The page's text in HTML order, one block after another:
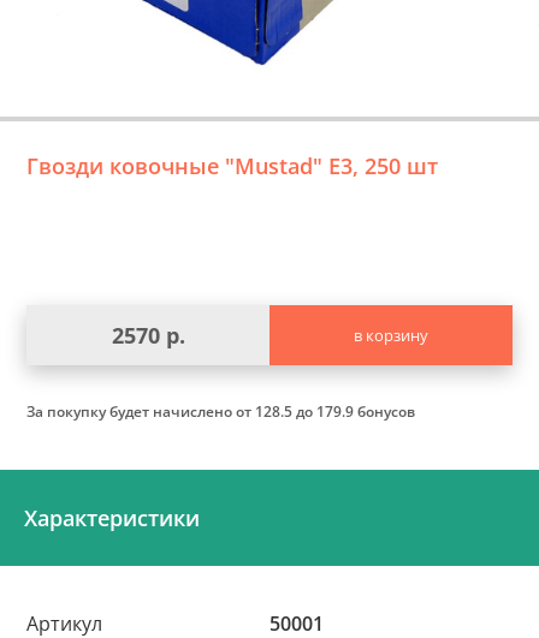
Гвозди ковочные "Mustad" Е3, 250 шт
2570 р. в корзину
За покупку будет начисленоот 128.5 до 179.9 бонусов
Характеристики
Артикул
50001